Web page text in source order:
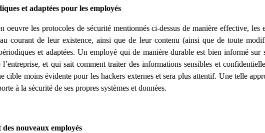
et adaptées pour les employés
les protocoles de sécurité mentionnés ci-dessus de manière effective, les
courant de leur existence, ainsi que de leur contenu (ainsi que de toute
et adaptées. Un employé qui de manière durable est bien informé sur
et qui sait comment traiter des informations sensibles et
cible moins évidente pour les hackers externes et sera plus attentif. Une telle
à la sécurité de ses propres systèmes et données.
nouveaux employés